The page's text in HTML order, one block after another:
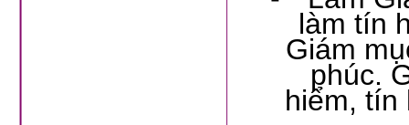
làm tín
Giám
phúc.
hiểm, tín